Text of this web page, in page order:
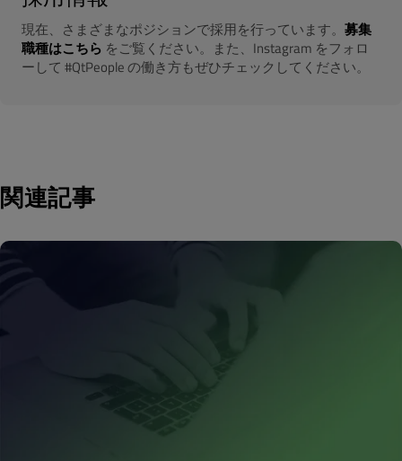
現在、さまざまなポジションで採用を行っています。 募集
職種はこちら をご覧ください。また、Instagram をフォロ
ーして #QtPeople の働き方もぜひチェックしてください。
関連記事